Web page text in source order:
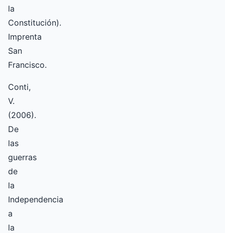
la
Constitución).
Imprenta
San
Francisco.
Conti,
V.
(2006).
De
las
guerras
de
la
Independencia
a
la